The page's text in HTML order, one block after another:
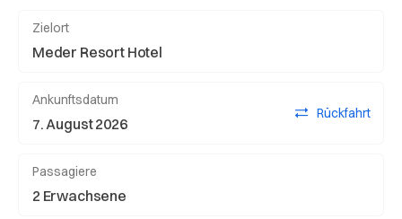
Zielort
Ankunftsdatum
Rückfahrt
Passagiere